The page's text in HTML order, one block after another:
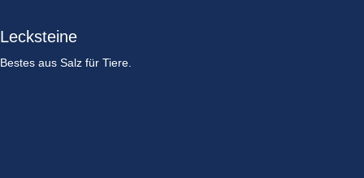
Lecksteine
Bestes aus Salz für Tiere.